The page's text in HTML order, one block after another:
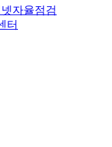
자율점검
터